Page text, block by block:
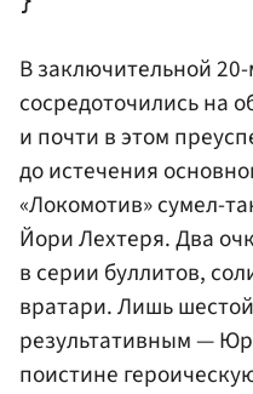
В заключительной
сосредоточились на
и почти в этом
до истечения
«Локомотив» сумел-
Йори Лехтеря. Два
в серии буллитов,
вратари. Лишь
результативным —
поистине